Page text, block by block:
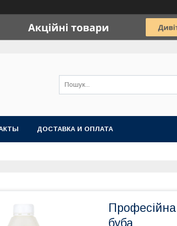
ДОСТАВКА И ОПЛАТА
буба